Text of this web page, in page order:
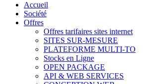
Accueil
Société
Offres
Offres tarifaires sites internet
SITES SUR-MESURE
PLATEFORME MULTI-TO
Stocks en Ligne
OPEN PACKAGE
API & WEB SERVICES